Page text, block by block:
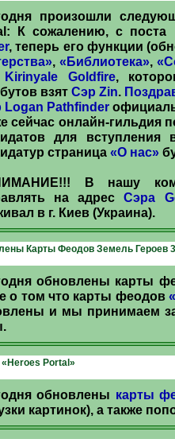
произошли
К сожалению, с
, теперь его функции
, «Библиотека»,
Goldfire,
взят Сэр Zin.
Logan Pathfinder
сейчас онлайн-гильдия
для
страница «О нас»
В нашу
на адресСэра
в г. Киев (Украина).
Карты Феодов Земель Героев 3
обновлены карты
о том что карты феодов
и мы принимаем
Portal»
обновлены карты
картинок), а также